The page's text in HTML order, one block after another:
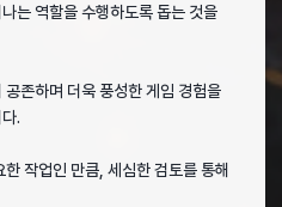
는 역할을 수행하도록 돕는 것을
존하며 더욱 풍성한 게임 경험을
.
작업인 만큼, 세심한 검토를 통해